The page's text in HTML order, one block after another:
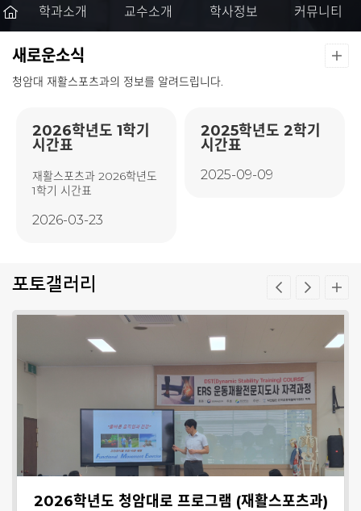
학과소개 교수소개 학사정보 커뮤니티
새로운소식
청암대 재활스포츠과의 정보를 알려드립니다.
2026학년도 1학기
시간표
재활스포츠과 2026학년도
1학기 시간표
2026-03-23
2025학년도 2학기
시간표
2025-09-09
포토갤러리
2026학년도 청암대로 프로그램 (재활스포츠과)